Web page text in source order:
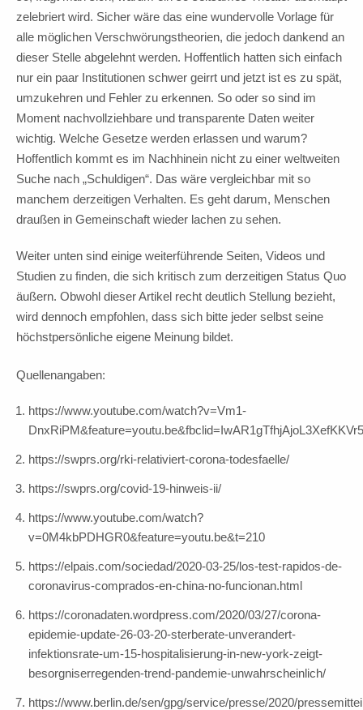
zelebriert wird. Sicher wäre das eine wundervolle Vorlage für
alle möglichen Verschwörungstheorien, die jedoch dankend an
dieser Stelle abgelehnt werden. Hoffentlich hatten sich einfach
nur ein paar Institutionen schwer geirrt und jetzt ist es zu spät,
umzukehren und Fehler zu erkennen. So oder so sind im
Moment nachvollziehbare und transparente Daten weiter
wichtig. Welche Gesetze werden erlassen und warum?
Hoffentlich kommt es im Nachhinein nicht zu einer weltweiten
Suche nach „Schuldigen“. Das wäre vergleichbar mit so
manchem derzeitigen Verhalten. Es geht darum, Menschen
draußen in Gemeinschaft wieder lachen zu sehen.
Weiter unten sind einige weiterführende Seiten, Videos und
Studien zu finden, die sich kritisch zum derzeitigen Status Quo
äußern. Obwohl dieser Artikel recht deutlich Stellung bezieht,
wird dennoch empfohlen, dass sich bitte jeder selbst seine
höchstpersönliche eigene Meinung bildet.
Quellenangaben:
https://www.youtube.com/watch?v=Vm1-
https://swprs.org/rki-relativiert-corona-todesfaelle/
https://swprs.org/covid-19-hinweis-ii/
https://www.youtube.com/watch?
v=0M4kbPDHGR0&feature=youtu.be&t=210
https://elpais.com/sociedad/2020-03-25/los-test-rapidos-de-
coronavirus-comprados-en-china-no-funcionan.html
https://coronadaten.wordpress.com/2020/03/27/corona-
epidemie-update-26-03-20-sterberate-unverandert-
infektionsrate-um-15-hospitalisierung-in-new-york-zeigt-
besorgniserregenden-trend-pandemie-unwahrscheinlich/
https://www.berlin.de/sen/gpg/service/presse/2020/